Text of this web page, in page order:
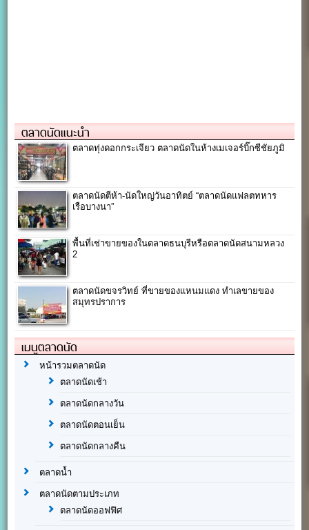
ตลาดนัดแนะนำ
ตลาดทุ่งดอกกระเจียว ตลาดนัดในห้างเมเจอร์บิ๊กซีชัยภูมิ
ตลาดนัดตีห้า-นัดใหญ่วันอาทิตย์ “ตลาดนัดแฟลตทหาร
เรือบางนา”
พื้นที่เช่าขายของในตลาดธนบุรีหรือตลาดนัดสนามหลวง
2
ตลาดนัดขจรวิทย์ ที่ขายของแหนมแดง ทำเลขายของ
สมุทรปราการ
เมนูตลาดนัด
หน้ารวมตลาดนัด
ตลาดนัดเช้า
ตลาดนัดกลางวัน
ตลาดนัดตอนเย็น
ตลาดนัดกลางคืน
ตลาดน้ำ
ตลาดนัดตามประเภท
ตลาดนัดออฟฟิศ